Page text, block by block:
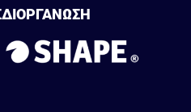
ΔΙΟΡΓΑΝΩΣΗ